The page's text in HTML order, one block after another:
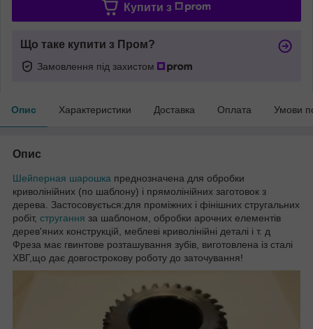
Купити з
Що таке купити з Пром?
Замовлення під захистом
Опис Характеристики Доставка Оплата Умови
Опис
Шейперная шарошка преднозначена для обробки
криволінійних (по шаблону) і прямолінійних заготовок з
дерева. Застосовується:для проміжних і фінішних стругальних
робіт, стругання за шаблоном, обробки арочних елементів
дерев'яних конструкцій, меблеві криволінійні деталі і т. д
Фреза має гвинтове розташування зубів, виготовлена із сталі
ХВГ,що дає довгострокову роботу до заточування!